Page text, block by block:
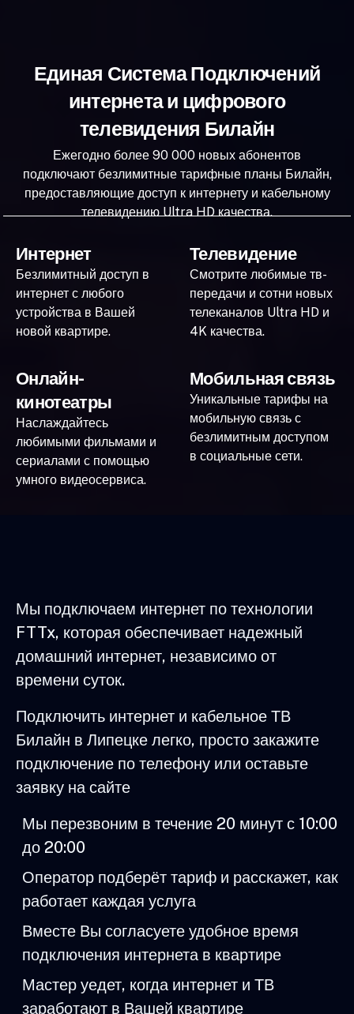
Единая Система Подключений
интернета и цифрового
телевидения Билайн
Ежегодно более 90 000 новых абонентов
подключают безлимитные тарифные планы Билайн,
предоставляющие доступ к интернету и кабельному
телевидению Ultra HD качества.
Интернет
Безлимитный доступ в
интернет с любого
устройства в Вашей
новой квартире.
Телевидение
Смотрите любимые тв-
передачи и сотни новых
телеканалов Ultra HD и
4K качества.
Онлайн-
кинотеатры
Наслаждайтесь
любимыми фильмами и
сериалами с помощью
умного видеосервиса.
Мобильная связь
Уникальные тарифы на
мобильную связь с
безлимитным доступом
в социальные сети.
Мы подключаем интернет по технологии
FTTx, которая обеспечивает надежный
домашний интернет, независимо от
времени суток.
Подключить интернет и кабельное ТВ
Билайн в Липецке легко, просто закажите
подключение по телефону или оставьте
заявку на сайте
Мы перезвоним в течение 20 минут с 10:00
до 20:00
Оператор подберёт тариф и расскажет, как
работает каждая услуга
Вместе Вы согласуете удобное время
подключения интернета в квартире
Мастер уедет, когда интернет и ТВ
заработают в Вашей квартире